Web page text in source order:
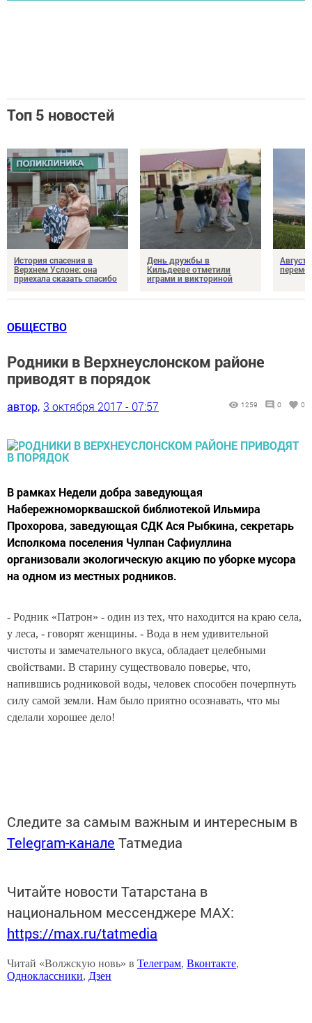
Топ 5 новостей
История спасения в
Верхнем Услоне: она
приехала сказать спасибо
День дружбы в
Кильдееве отметили
играми и викториной
Август
ОБЩЕСТВО
Родники в Верхнеуслонском районе
приводят в порядок
автор, 3 октября 2017 - 07:57 1259 0 0
В рамках Недели добра заведующая
Набережноморквашской библиотекой Ильмира
Прохорова, заведующая СДК Ася Рыбкина, секретарь
Исполкома поселения Чулпан Сафиуллина
организовали экологическую акцию по уборке мусора
на одном из местных родников.
- Родник «Патрон» - один из тех, что находится на краю села,
у леса, - говорят женщины. - Вода в нем удивительной
чистоты и замечательного вкуса, обладает целебными
свойствами. В старину существовало поверье, что,
напившись родниковой воды, человек способен почерпнуть
силу самой земли. Нам было приятно осознавать, что мы
сделали хорошее дело!
Следите за самым важным и интересным в
Telegram-канале Татмедиа
Читайте новости Татарстана в
национальном мессенджере MАХ:
https://max.ru/tatmedia
Читай «Волжскую новь» в Телеграм, Вконтакте,
Одноклассники, Дзен